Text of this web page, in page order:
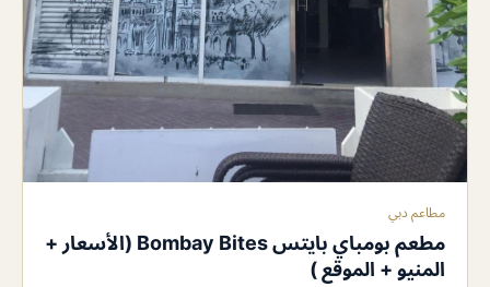
مطاعم دبي
مطعم بومباي بايتس Bombay Bites (الأسعار +
المنيو + الموقع )